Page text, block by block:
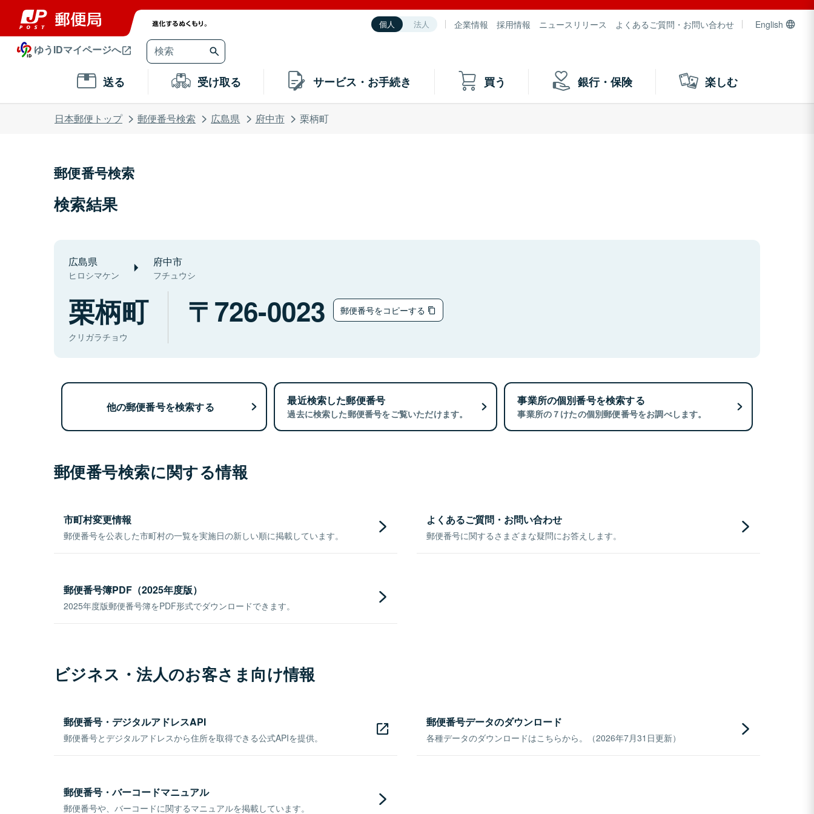
個人 法人 企業情報 採用情報 ニュースリリース よくあるご質問・お問い合わせ English
ゆうIDマイページへ
送る 受け取る サービス・お手続き 買う 銀行・保険 楽しむ
日本郵便トップ 郵便番号検索 広島県 府中市 栗柄町
郵便番号検索
検索結果
広島県
ヒロシマケン
府中市
フチュウシ
栗柄町
クリガラチョウ
726-0023 郵便番号をコピーする
他の郵便番号を検索する 最近検索した郵便番号
過去に検索した郵便番号をご覧いただけます。
事業所の個別番号を検索する
事業所の７けたの個別郵便番号をお調べします。
郵便番号検索に関する情報
市町村変更情報
郵便番号を公表した市町村の一覧を実施日の新しい順に掲載しています。
よくあるご質問・お問い合わせ
郵便番号に関するさまざまな疑問にお答えします。
郵便番号簿PDF（2025年度版）
2025年度版郵便番号簿をPDF形式でダウンロードできます。
ビジネス・法人のお客さま向け情報
郵便番号・デジタルアドレスAPI
郵便番号とデジタルアドレスから住所を取得できる公式APIを提供。
郵便番号データのダウンロード
各種データのダウンロードはこちらから。（2026年7月31日更新）
郵便番号・バーコードマニュアル
郵便番号や、バーコードに関するマニュアルを掲載しています。